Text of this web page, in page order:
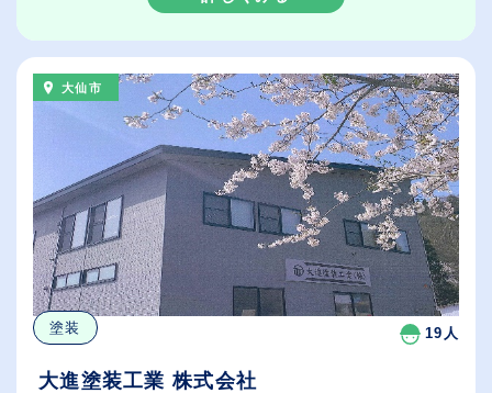
大仙市
塗装 19人
大進塗装工業 株式会社